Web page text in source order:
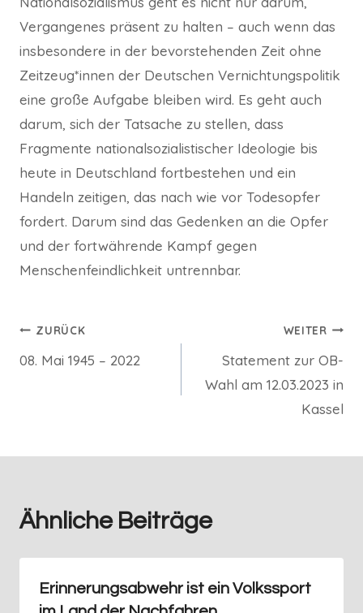
Vergangenes präsent zu halten – auch wenn das
insbesondere in der bevorstehenden Zeit ohne
Zeitzeug*innen der Deutschen Vernichtungspolitik
eine große Aufgabe bleiben wird. Es geht auch
darum, sich der Tatsache zu stellen, dass
Fragmente nationalsozialistischer Ideologie bis
heute in Deutschland fortbestehen und ein
Handeln zeitigen, das nach wie vor Todesopfer
fordert. Darum sind das Gedenken an die Opfer
und der fortwährende Kampf gegen
Menschenfeindlichkeit untrennbar.
Beitragsnavigation
ZURÜCK
08. Mai 1945 – 2022
WEITER
Statement zur OB-
Wahl am 12.03.2023 in
Kassel
Ähnliche Beiträge
Erinnerungsabwehr ist ein Volkssport